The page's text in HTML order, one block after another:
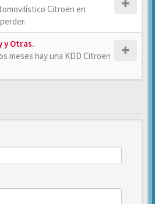
Citroën en
y Otras.
meses hay una KDD Citroën